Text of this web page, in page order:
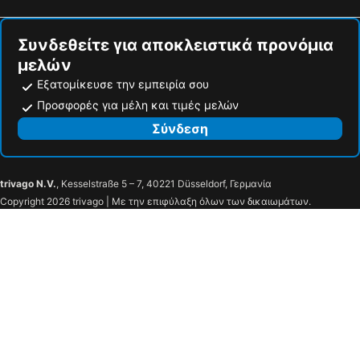
Συνδεθείτε για αποκλειστικά προνόμια
μελών
Εξατομίκευσε την εμπειρία σου
Προσφορές για μέλη και τιμές μελών
Σύνδεση
trivago N.V., Kesselstraße 5 – 7, 40221 Düsseldorf, Γερμανία
Copyright 2026 trivago | Με την επιφύλαξη όλων των δικαιωμάτων.